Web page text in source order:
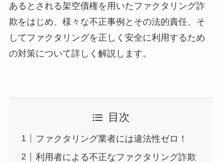
あるとされる架空債権を用いたファクタリング詐
欺をはじめ、様々な不正事例とその法的責任、そ
してファクタリングを正しく安全に利用するため
の対策について詳しく解説します。
目次
ファクタリング業者には違法性ゼロ！
利用者による不正なファクタリング詐欺